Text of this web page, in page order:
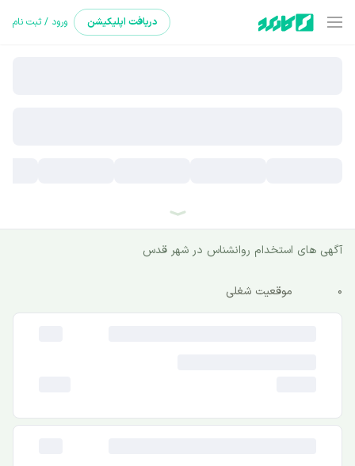
دریافت اپلیکیشن ورود / ثبت نام
آگهی های استخدام روانشناس در شهر قدس
0 موقعیت شغلی